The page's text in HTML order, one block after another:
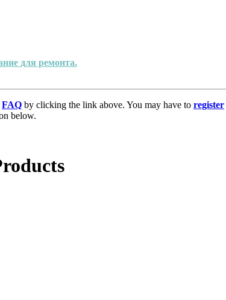
для ремонта.
FAQ by clicking the link above. You may have to register
below.